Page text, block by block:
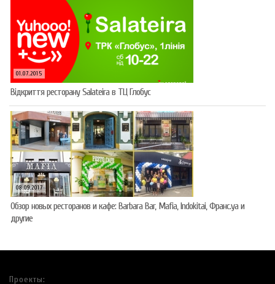
01.07.2015
Відкриття ресторану Salateirа в ТЦ Глобус
08.09.2017
Обзор новых ресторанов и кафе: Barbara Bar, Mafia, Indokitai, Франс.уа и
другие
Проекты: